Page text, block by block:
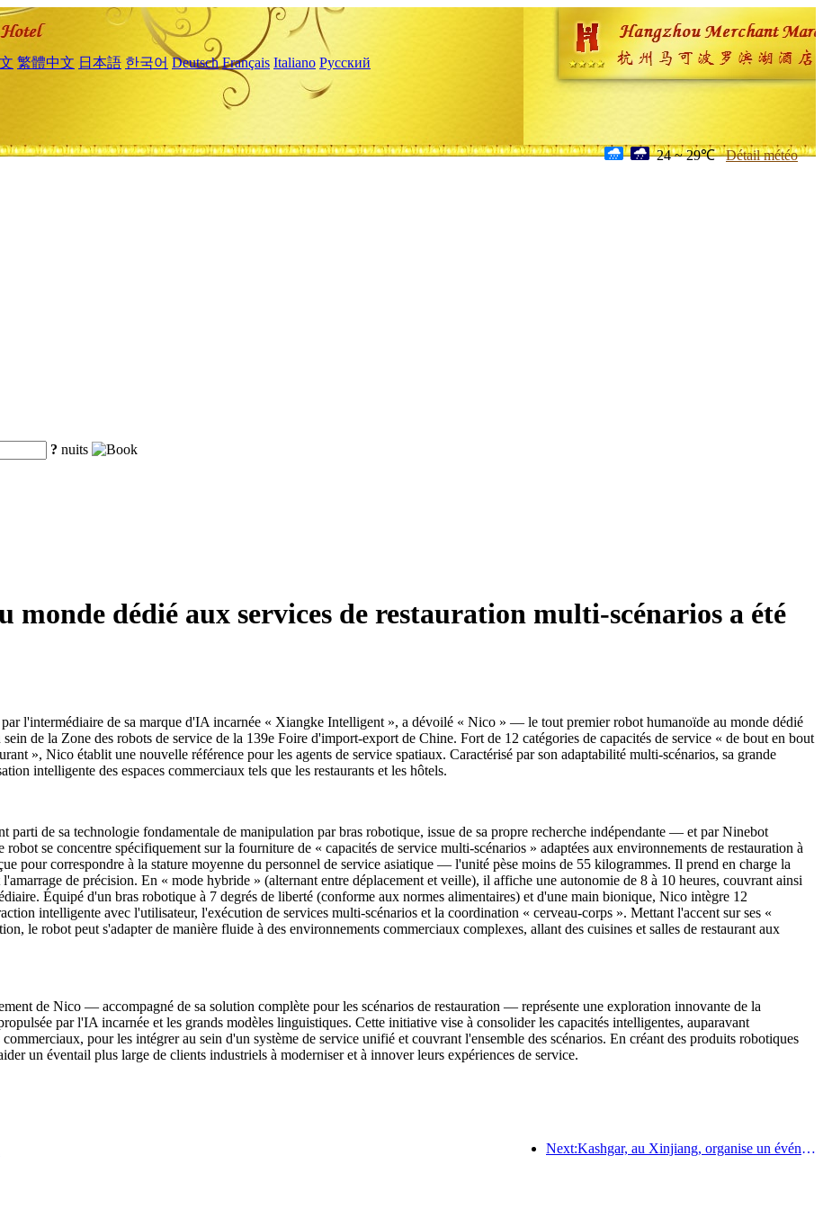
繁體中文 日本語 한국어 Deutsch Français Italiano Русский
24 ~ 29℃ Détail météo
? nuits
dédié aux services de restauration multi-scénarios a été
l'intermédiaire de sa marque d'IA incarnée « Xiangke Intelligent », a dévoilé « Nico » — le tout premier robot humanoïde au monde dédié
de la Zone des robots de service de la 139e Foire d'import-export de Chine. Fort de 12 catégories de capacités de service « de bout en bout
», Nico établit une nouvelle référence pour les agents de service spatiaux. Caractérisé par son adaptabilité multi-scénarios, sa grande
intelligente des espaces commerciaux tels que les restaurants et les hôtels.
de sa technologie fondamentale de manipulation par bras robotique, issue de sa propre recherche indépendante — et par Ninebot
se concentre spécifiquement sur la fourniture de « capacités de service multi-scénarios » adaptées aux environnements de restauration à
pour correspondre à la stature moyenne du personnel de service asiatique — l'unité pèse moins de 55 kilogrammes. Il prend en charge la
de précision. En « mode hybride » (alternant entre déplacement et veille), il affiche une autonomie de 8 à 10 heures, couvrant ainsi
Équipé d'un bras robotique à 7 degrés de liberté (conforme aux normes alimentaires) et d'une main bionique, Nico intègre 12
intelligente avec l'utilisateur, l'exécution de services multi-scénarios et la coordination « cerveau-corps ». Mettant l'accent sur ses «
le robot peut s'adapter de manière fluide à des environnements commerciaux complexes, allant des cuisines et salles de restaurant aux
de Nico — accompagné de sa solution complète pour les scénarios de restauration — représente une exploration innovante de la
par l'IA incarnée et les grands modèles linguistiques. Cette initiative vise à consolider les capacités intelligentes, auparavant
pour les intégrer au sein d'un système de service unifié et couvrant l'ensemble des scénarios. En créant des produits robotiques
un éventail plus large de clients industriels à moderniser et à innover leurs expériences de service.
Next:Kashgar, au Xinjiang, organise un événement de promotion touristique pour favoriser les échanges interethniques.